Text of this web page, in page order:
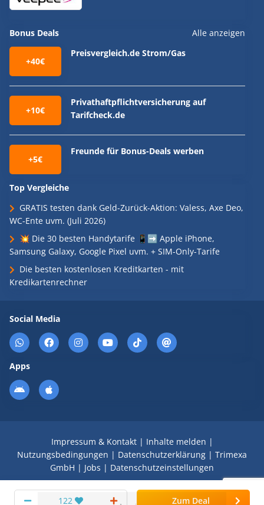
122 Zum Deal
Bonus Deals Alle anzeigen
+40€
Preisvergleich.de Strom/Gas
+10€
Privathaftpflichtversicherung auf
Tarifcheck.de
+5€
Freunde für Bonus-Deals werben
Top Vergleiche
GRATIS testen dank Geld-Zurück-Aktion: Valess, Axe Deo,
WC-Ente uvm. (Juli 2026)
💥 Die 30 besten Handytarife 📱➡️ Apple iPhone,
Samsung Galaxy, Google Pixel uvm. + SIM-Only-Tarife
Die besten kostenlosen Kreditkarten - mit
Kredikartenrechner
Social Media
Apps
Impressum & Kontakt| Inhalte melden |
Nutzungsbedingungen | Datenschutzerklärung | Trimexa
GmbH | Jobs | Datenschutzeinstellungen
© 2008 - 2026 Schnäppchen Blog mit Doktortitel -
DealDoktor.de